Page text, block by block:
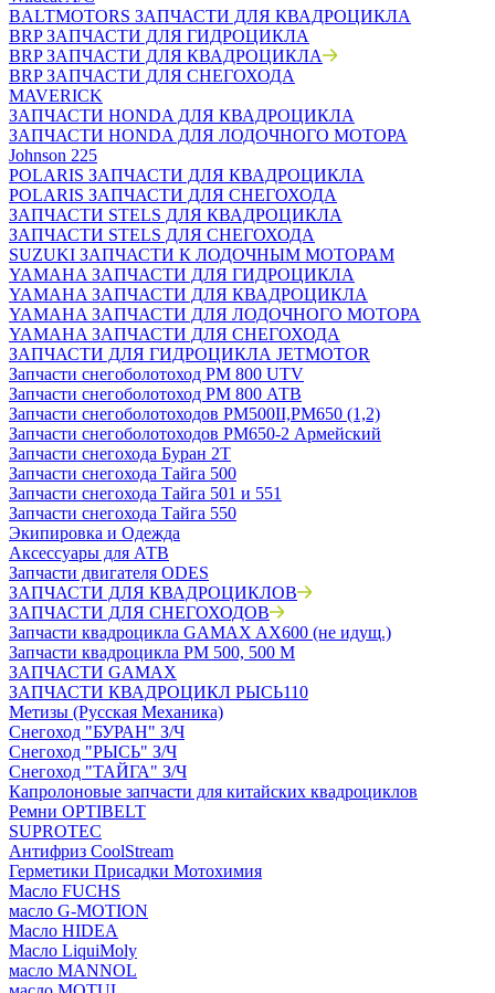
BALTMOTORS ЗАПЧАСТИ ДЛЯ КВАДРОЦИКЛА
BRP ЗАПЧАСТИ ДЛЯ ГИДРОЦИКЛА
BRP ЗАПЧАСТИ ДЛЯ КВАДРОЦИКЛА
BRP ЗАПЧАСТИ ДЛЯ СНЕГОХОДА
MAVERICK
ЗАПЧАСТИ HONDA ДЛЯ КВАДРОЦИКЛА
ЗАПЧАСТИ HONDA ДЛЯ ЛОДОЧНОГО МОТОРА
Johnson 225
POLARIS ЗАПЧАСТИ ДЛЯ КВАДРОЦИКЛА
POLARIS ЗАПЧАСТИ ДЛЯ СНЕГОХОДА
ЗАПЧАСТИ STELS ДЛЯ КВАДРОЦИКЛА
ЗАПЧАСТИ STELS ДЛЯ СНЕГОХОДА
SUZUKI ЗАПЧАСТИ К ЛОДОЧНЫМ МОТОРАМ
YAMAHA ЗАПЧАСТИ ДЛЯ ГИДРОЦИКЛА
YAMAHA ЗАПЧАСТИ ДЛЯ КВАДРОЦИКЛА
YAMAHA ЗАПЧАСТИ ДЛЯ ЛОДОЧНОГО МОТОРА
YAMAHA ЗАПЧАСТИ ДЛЯ СНЕГОХОДА
ЗАПЧАСТИ ДЛЯ ГИДРОЦИКЛА JETMOTOR
Запчасти снегоболотоход РМ 800 UTV
Запчасти снегоболотоход РМ 800 АТВ
Запчасти снегоболотоходов РМ500II,РМ650 (1,2)
Запчасти снегоболотоходов РМ650-2 Армейский
Запчасти снегохода Буран 2Т
Запчасти снегохода Тайга 500
Запчасти снегохода Тайга 501 и 551
Запчасти снегохода Тайга 550
Экипировка и Одежда
Аксессуары для АТВ
Запчасти двигателя ODES
ЗАПЧАСТИ ДЛЯ КВАДРОЦИКЛОВ
ЗАПЧАСТИ ДЛЯ СНЕГОХОДОВ
Запчасти квадроцикла GAMAX AX600 (не идущ.)
Запчасти квадроцикла РМ 500, 500 М
ЗАПЧАСТИ GAMAX
ЗАПЧАСТИ КВАДРОЦИКЛ РЫСЬ110
Метизы (Русская Механика)
Снегоход "БУРАН" З/Ч
Снегоход "РЫСЬ" З/Ч
Снегоход "ТАЙГА" З/Ч
Капролоновые запчасти для китайских квадроциклов
Ремни OPTIBELT
SUPROTEC
Антифриз CoolStream
Герметики Присадки Мотохимия
Масло FUCHS
масло G-MOTION
Масло HIDEA
Масло LiquiMoly
масло MANNOL